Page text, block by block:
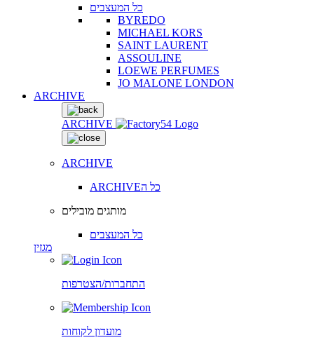
כל המעצבים
BYREDO
MICHAEL KORS
SAINT LAURENT
ASSOULINE
LOEWE PERFUMES
JO MALONE LONDON
ARCHIVE
ARCHIVE
ARCHIVE
ARCHIVEכל ה
מותגים מובילים
כל המעצבים
מגזין
התחברות/הצטרפות
מועדון לקוחות